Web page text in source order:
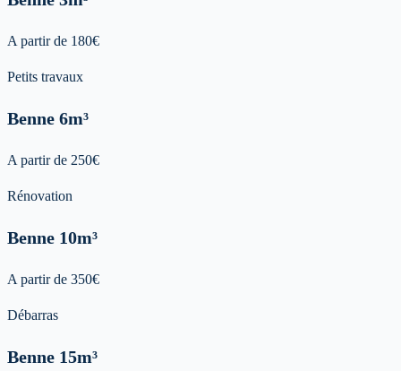
A partir de 180€
Petits travaux
Benne 6m³
A partir de 250€
Rénovation
Benne 10m³
A partir de 350€
Débarras
Benne 15m³